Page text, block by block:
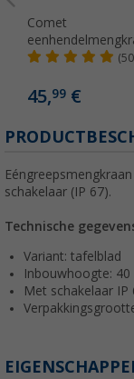
Comet
kompakt
45,99 €
schakelaar (IP 67).
Technische
Variant: tafelblad
Inbouwhoogte: 40
Met schakelaar IP